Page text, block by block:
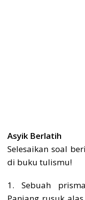
Asyik Berlatih
Selesaikan soal
di buku tulismu!
1. Sebuah